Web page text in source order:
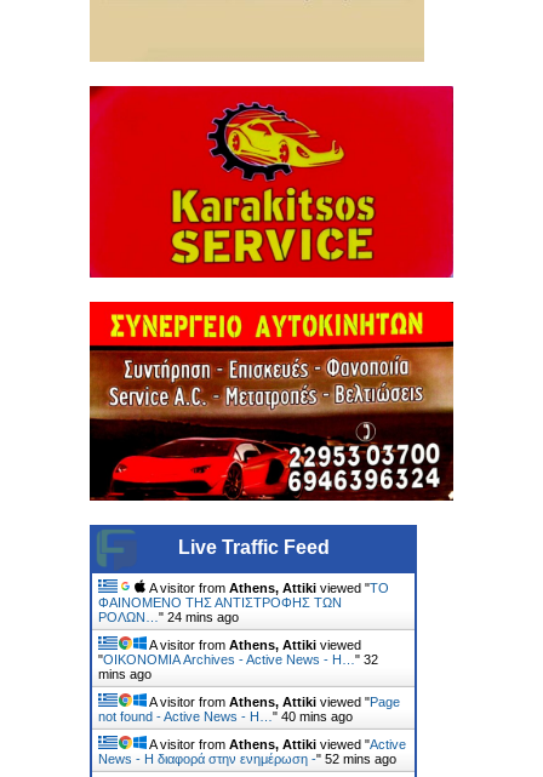
Live Traffic Feed
A visitor from Athens, Attiki viewed "ΤΟ
ΦΑΙΝΟΜΕΝΟ ΤΗΣ ΑΝΤΙΣΤΡΟΦΗΣ ΤΩΝ
ΡΟΛΩΝ… " 24 mins ago
A visitor from Athens, Attiki viewed
"ΟΙΚΟΝΟΜΙΑ Archives - Active News - Η… " 32
mins ago
A visitor from Athens, Attiki viewed "Page
not found - Active News - Η… " 40 mins ago
A visitor from Athens, Attiki viewed "Active
News - Η διαφορά στην ενημέρωση -" 52 mins ago